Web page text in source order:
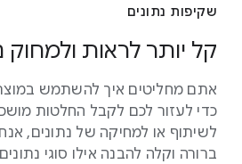
שקיפות נתונים
קל יותר לראות ולמחוק
אתם מחליטים איך להשתמש
כדי לעזור לכם לקבל החלטות
לשיתוף או למחיקה של נתונים,
ברורה וקלה להבנה אילו סוגי